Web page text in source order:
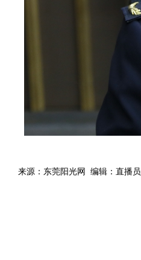
来源：东莞阳光网 编辑：直播员